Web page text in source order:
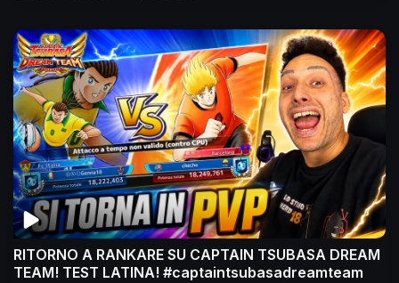
RITORNO A RANKARE SU CAPTAIN TSUBASA DREAM
TEAM! TEST LATINA! #captaintsubasadreamteam